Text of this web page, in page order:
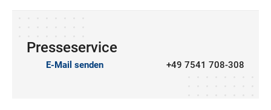
Presseservice
E-Mail senden +49 7541 708-308